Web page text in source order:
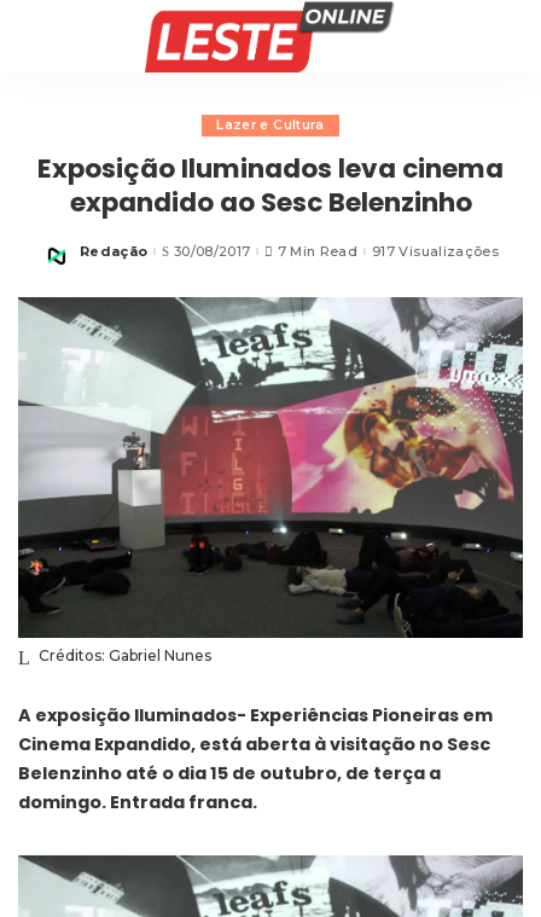
Lazer e Cultura
Exposição Iluminados leva cinema
expandido ao Sesc Belenzinho
Posted
Redação 30/08/2017 7 Min Read 917 Visualizações
Créditos: Gabriel Nunes
A exposição Iluminados- Experiências Pioneiras em
Cinema Expandido, está aberta à visitação no Sesc
Belenzinho até o dia 15 de outubro, de terça a
domingo. Entrada franca.